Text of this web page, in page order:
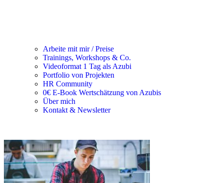
Arbeite mit mir / Preise
Trainings, Workshops & Co.
Videoformat 1 Tag als Azubi
Portfolio von Projekten
HR Community
0€ E-Book Wertschätzung von Azubis
Über mich
Kontakt & Newsletter